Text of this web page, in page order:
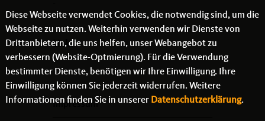
- -
Links
Impressum
Diese Webseite verwendet Cookies, die notwendig sind, um die
Webseite zu nutzen. Weiterhin verwenden wir Dienste von
Drittanbietern, die uns helfen, unser Webangebot zu
verbessern (Website-Optmierung). Für die Verwendung
bestimmter Dienste, benötigen wir Ihre Einwilligung. Ihre
Einwilligung können Sie jederzeit widerrufen. Weitere
Informationen finden Sie in unserer Datenschutzerklärung.